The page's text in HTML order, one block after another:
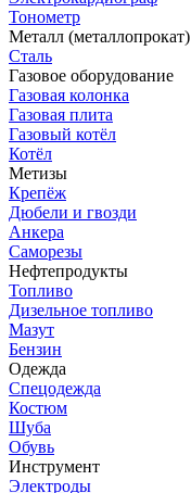
Тонометр
Металл (металлопрокат)
Сталь
Газовое оборудование
Газовая колонка
Газовая плита
Газовый котёл
Котёл
Метизы
Крепёж
Дюбели и гвозди
Анкера
Саморезы
Нефтепродукты
Топливо
Дизельное топливо
Мазут
Бензин
Одежда
Спецодежда
Костюм
Шуба
Обувь
Инструмент
Электроды